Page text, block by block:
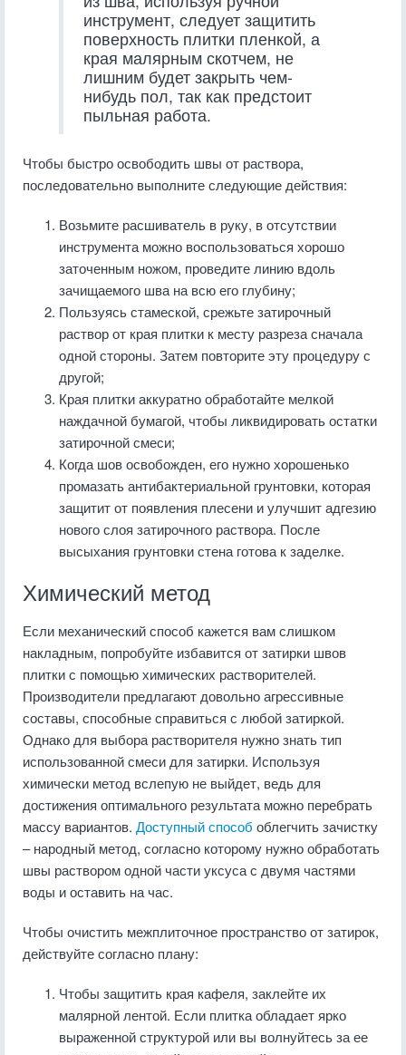
инструмент, следует защитить
поверхность плитки пленкой, а
края малярным скотчем, не
лишним будет закрыть чем-
нибудь пол, так как предстоит
пыльная работа.
Чтобы быстро освободить швы от раствора,
последовательно выполните следующие действия:
Возьмите расшиватель в руку, в отсутствии
инструмента можно воспользоваться хорошо
заточенным ножом, проведите линию вдоль
зачищаемого шва на всю его глубину;
Пользуясь стамеской, срежьте затирочный
раствор от края плитки к месту разреза сначала
одной стороны. Затем повторите эту процедуру с
другой;
Края плитки аккуратно обработайте мелкой
наждачной бумагой, чтобы ликвидировать остатки
затирочной смеси;
Когда шов освобожден, его нужно хорошенько
промазать антибактериальной грунтовки, которая
защитит от появления плесени и улучшит адгезию
нового слоя затирочного раствора. После
высыхания грунтовки стена готова к заделке.
Химический метод
Если механический способ кажется вам слишком
накладным, попробуйте избавится от затирки швов
плитки с помощью химических растворителей.
Производители предлагают довольно агрессивные
составы, способные справиться с любой затиркой.
Однако для выбора растворителя нужно знать тип
использованной смеси для затирки. Используя
химически метод вслепую не выйдет, ведь для
достижения оптимального результата можно перебрать
массу вариантов. Доступный способ облегчить зачистку
– народный метод, согласно которому нужно обработать
швы раствором одной части уксуса с двумя частями
воды и оставить на час.
Чтобы очистить межплиточное пространство от затирок,
действуйте согласно плану:
Чтобы защитить края кафеля, заклейте их
малярной лентой. Если плитка обладает ярко
выраженной структурой или вы волнуйтесь за ее